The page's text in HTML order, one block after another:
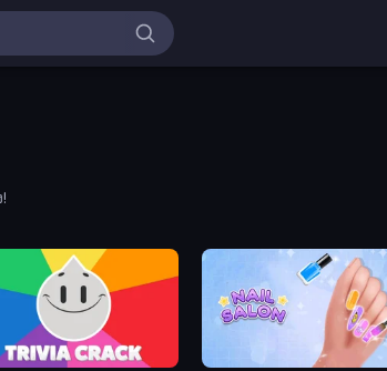
Crack Nail Salon